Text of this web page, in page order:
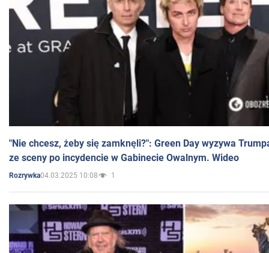
"Nie chcesz, żeby się zamknęli?": Green Day wyzywa
ze sceny po incydencie w Gabinecie Owalnym. Wideo
Rozrywka04.03.2025 10:08 1